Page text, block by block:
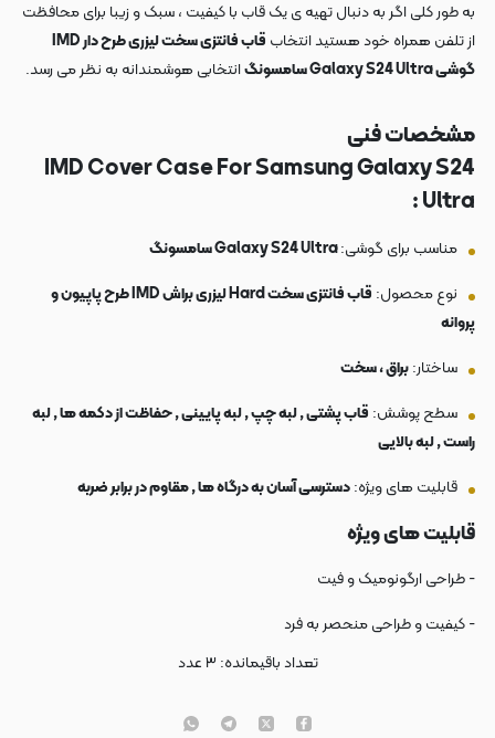
به طور کلی اگر به دنبال تهیه ی یک قاب با کیفیت ، سبک و زیبا برای محافظت
از تلفن همراه خود هستید انتخاب
قاب فانتزی سخت لیزری طرح دار IMD
گوشی Galaxy S24 Ultra سامسونگ
انتخابی هوشمندانه به نظر می رسد.
مشخصات فنی
IMD Cover Case For Samsung Galaxy S24
Ultra :
مناسب برای گوشی:
نوع محصول:
قاب فانتزی سخت Hard لیزری براش IMD طرح پاپیون و
پروانه
ساختار:براق ، سخت
سطح پوشش: قاب پشتی , لبه چپ , لبه پایینی , حفاظت از دکمه ها , لبه
راست , لبه بالایی
قابلیت های ویژه:دسترسی آسان به درگاه ها , مقاوم در برابر ضربه
قابلیت های ویژه
- طراحی ارگونومیک و فیت
- کیفیت و طراحی منحصر به فرد
تعداد باقیمانده: ۳عدد